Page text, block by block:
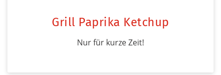
Grill Paprika Ketchup
Nur für kurze Zeit!